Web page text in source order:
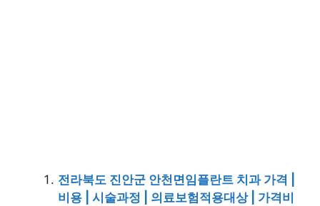
전라북도 진안군 안천면임플란트 치과 가격 |
비용 | 시술과정 | 의료보험적용대상 | 가격비